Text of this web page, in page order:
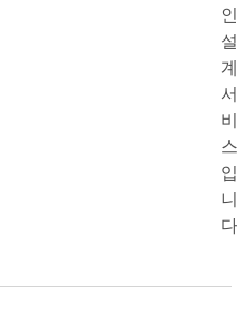
인
설
계
서
비
스
입
니